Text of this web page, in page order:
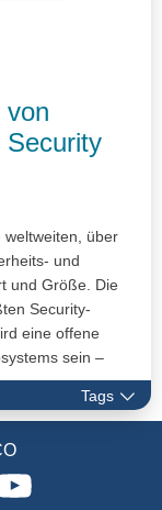
von
Security
weltweiten, über
und
und Größe. Die
Security-
eine offene
sein –
Tags